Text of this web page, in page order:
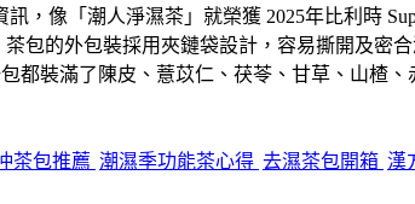
像「潮人淨濕茶」就榮獲 2025年比利時
包的外包裝採用夾鏈袋設計，容易撕開及密
都裝滿了陳皮、薏苡仁、茯苓、甘草、山楂
茶包推薦 潮濕季功能茶心得 去濕茶包開箱 漢